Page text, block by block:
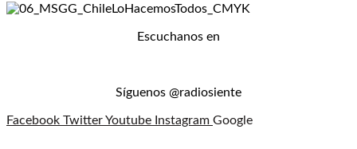
Escuchanos en
Síguenos @radiosiente
Facebook TwitterYoutube Instagram Google